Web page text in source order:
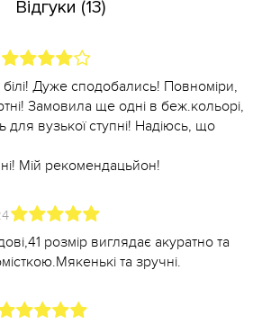
Відгуки (13)
Дуже сподобались! Повноміри,
Замовила ще одні в беж.кольорі,
вузької ступні! Надіюсь, що
Мій рекомендацьйон!
розмір виглядає акуратно та
та зручні.